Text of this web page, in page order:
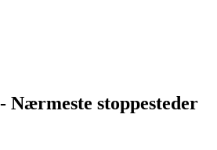
stoppesteder